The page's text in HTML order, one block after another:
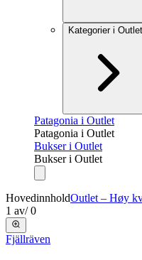
Kategorier i Outlet
Patagonia i Outlet
Patagonia i Outlet
Bukser i Outlet
Bukser i Outlet
HovedinnholdOutlet – Høy
1 av/ 0
Fjällräven